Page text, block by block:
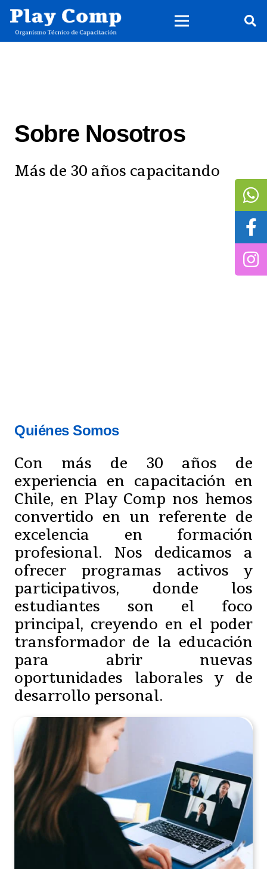
Sobre Nosotros
Más de 30 años capacitando
Quiénes Somos
Con más de 30 años de
experiencia en capacitación en
Chile, en Play Comp nos hemos
convertido en un referente de
excelencia en formación
profesional. Nos dedicamos a
ofrecer programas activos y
participativos, donde los
estudiantes son el foco
principal, creyendo en el poder
transformador de la educación
para abrir nuevas
oportunidades laborales y de
desarrollo personal.